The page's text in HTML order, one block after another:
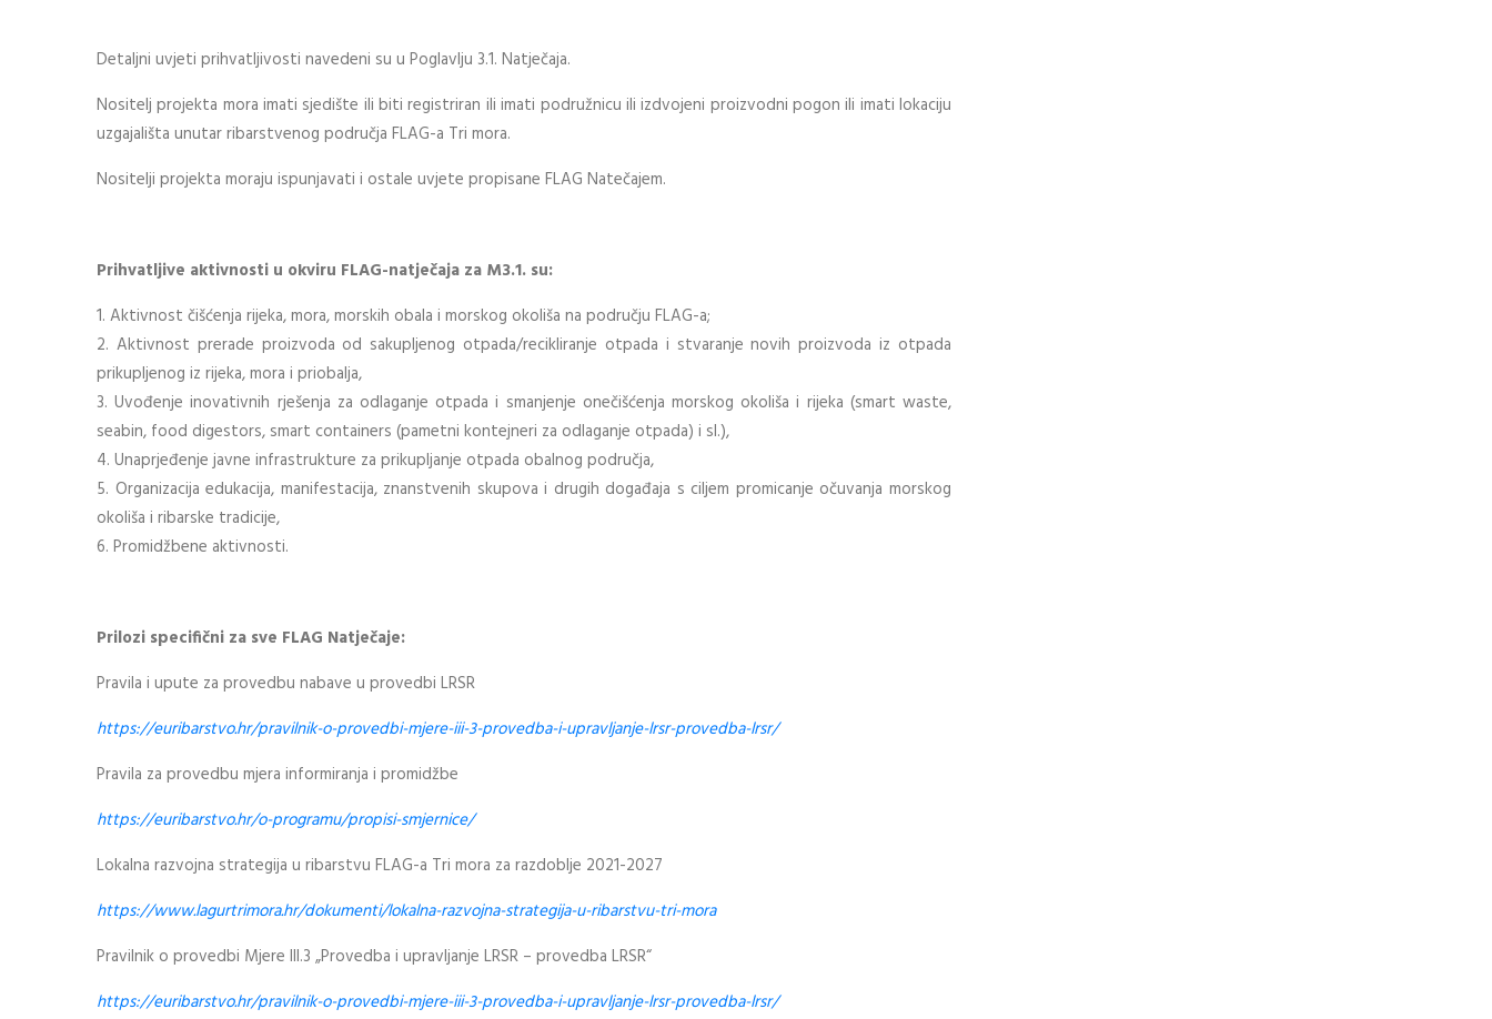
Detaljni uvjeti prihvatljivosti navedeni su u Poglavlju 3.1. Natječaja.
Nositelj projekta mora imati sjedište ili biti registriran ili imati podružnicu ili izdvojeni proizvodni pogon ili imati lokaciju
uzgajališta unutar ribarstvenog područja FLAG-a Tri mora.
Nositelji projekta moraju ispunjavati i ostale uvjete propisane FLAG Natečajem.
Prihvatljive aktivnosti u okviru FLAG-natječaja za M3.1. su:
1. Aktivnost čišćenja rijeka, mora, morskih obala i morskog okoliša na području FLAG-a;
2. Aktivnost prerade proizvoda od sakupljenog otpada/recikliranje otpada i stvaranje novih proizvoda iz otpada
prikupljenog iz rijeka, mora i priobalja,
3. Uvođenje inovativnih rješenja za odlaganje otpada i smanjenje onečišćenja morskog okoliša i rijeka (smart waste,
seabin, food digestors, smart containers (pametni kontejneri za odlaganje otpada) i sl.),
4. Unaprjeđenje javne infrastrukture za prikupljanje otpada obalnog područja,
5. Organizacija edukacija, manifestacija, znanstvenih skupova i drugih događaja s ciljem promicanje očuvanja morskog
okoliša i ribarske tradicije,
6. Promidžbene aktivnosti.
Prilozi specifični za sve FLAG Natječaje:
Pravila i upute za provedbu nabave u provedbi LRSR
https://euribarstvo.hr/pravilnik-o-provedbi-mjere-iii-3-provedba-i-upravljanje-lrsr-provedba-lrsr/
Pravila za provedbu mjera informiranja i promidžbe
https://euribarstvo.hr/o-programu/propisi-smjernice/
Lokalna razvojna strategija u ribarstvu FLAG-a Tri mora za razdoblje 2021-2027
https://www.lagurtrimora.hr/dokumenti/lokalna-razvojna-strategija-u-ribarstvu-tri-mora
Pravilnik o provedbi Mjere III.3 „Provedba i upravljanje LRSR – provedba LRSR“
https://euribarstvo.hr/pravilnik-o-provedbi-mjere-iii-3-provedba-i-upravljanje-lrsr-provedba-lrsr/